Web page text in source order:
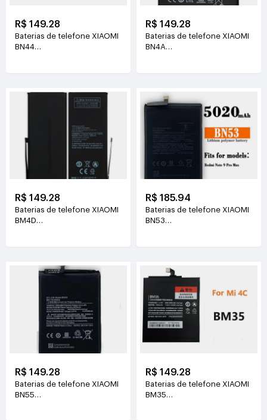
R$ 149.28
Baterias de telefone XIAOMI
BN44
R$ 149.28
Baterias de telefone XIAOMI
BN4A
R$ 149.28
Baterias de telefone XIAOMI
BM4D
R$ 185.94
Baterias de telefone XIAOMI
BN53
R$ 149.28
Baterias de telefone XIAOMI
BN55
R$ 149.28
Baterias de telefone XIAOMI
BM35